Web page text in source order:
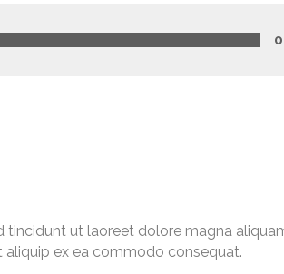
ut laoreet dolore magna
aliquip ex ea commodo consequat.